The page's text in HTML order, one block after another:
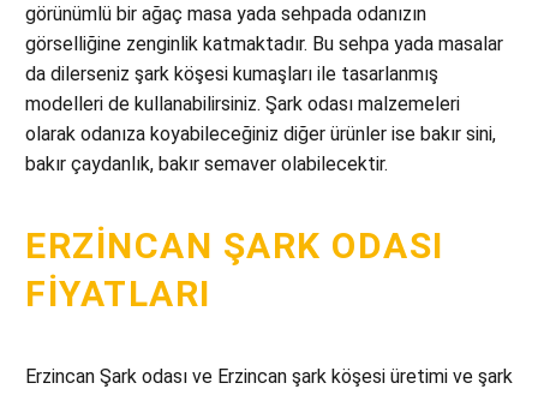
görünümlü bir ağaç masa yada sehpada odanızın
görselliğine zenginlik katmaktadır. Bu sehpa yada masalar
da dilerseniz şark köşesi kumaşları ile tasarlanmış
modelleri de kullanabilirsiniz. Şark odası malzemeleri
olarak odanıza koyabileceğiniz diğer ürünler ise bakır sini,
bakır çaydanlık, bakır semaver olabilecektir.
ERZINCAN ŞARK ODASI
FIYATLARI
Erzincan Şark odası ve Erzincan şark köşesi üretimi ve şark